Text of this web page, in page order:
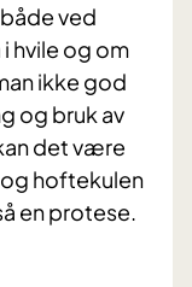
ved
hvile og om
ikke god
og bruk av
det være
hoftekulen
en protese.